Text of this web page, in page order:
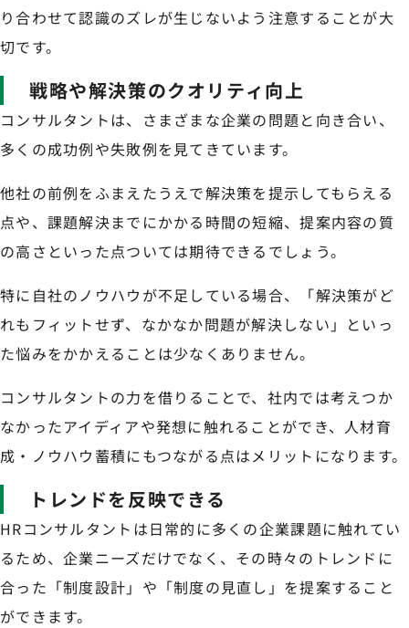
り合わせて認識のズレが生じないよう注意することが大
切です。
戦略や解決策のクオリティ向上
コンサルタントは、さまざまな企業の問題と向き合い、
多くの成功例や失敗例を見てきています。
他社の前例をふまえたうえで解決策を提示してもらえる
点や、課題解決までにかかる時間の短縮、提案内容の質
の高さといった点ついては期待できるでしょう。
特に自社のノウハウが不足している場合、「解決策がど
れもフィットせず、なかなか問題が解決しない」といっ
た悩みをかかえることは少なくありません。
コンサルタントの力を借りることで、社内では考えつか
なかったアイディアや発想に触れることができ、人材育
成・ノウハウ蓄積にもつながる点はメリットになります。
トレンドを反映できる
HRコンサルタントは日常的に多くの企業課題に触れてい
るため、企業ニーズだけでなく、その時々のトレンドに
合った「制度設計」や「制度の見直し」を提案すること
ができます。